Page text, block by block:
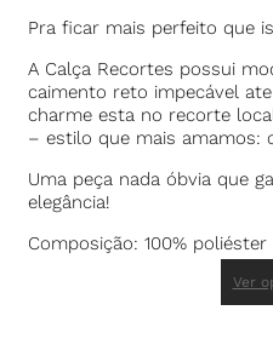
Pra ficar mais perfeito que
A Calça Recortes possui
caimento reto impecável
charme esta no recorte
– estilo que mais amamos:
Uma peça nada óbvia que
elegância!
Composição: 100% poliéster
Ver